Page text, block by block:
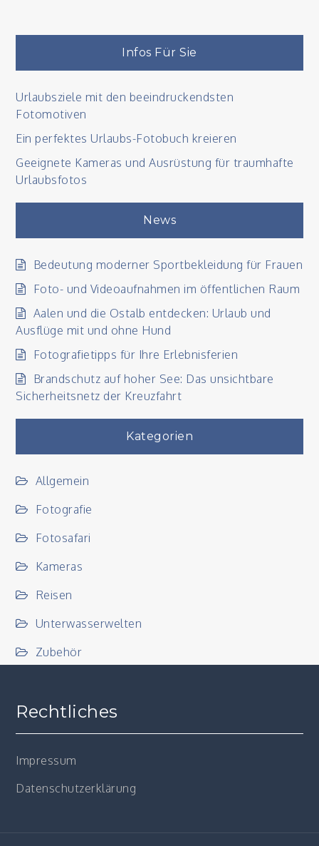
Infos Für Sie
Urlaubsziele mit den beeindruckendsten
Fotomotiven
Ein perfektes Urlaubs-Fotobuch kreieren
Geeignete Kameras und Ausrüstung für traumhafte
Urlaubsfotos
News
Bedeutung moderner Sportbekleidung für Frauen
Foto- und Videoaufnahmen im öffentlichen Raum
Aalen und die Ostalb entdecken: Urlaub und
Ausflüge mit und ohne Hund
Fotografietipps für Ihre Erlebnisferien
Brandschutz auf hoher See: Das unsichtbare
Sicherheitsnetz der Kreuzfahrt
Kategorien
Allgemein
Fotografie
Fotosafari
Kameras
Reisen
Unterwasserwelten
Zubehör
Rechtliches
Impressum
Datenschutzerklärung